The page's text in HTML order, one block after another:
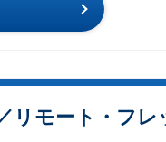
リモート・フ